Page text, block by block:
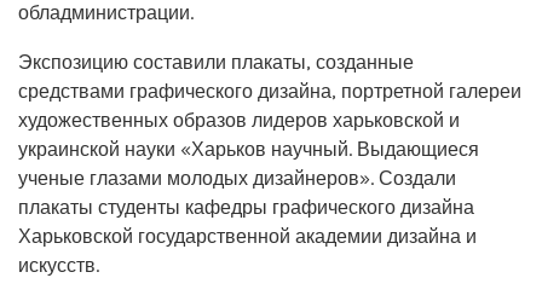
обладминистрации.
Экспозицию составили плакаты, созданные
средствами графического дизайна, портретной галереи
художественных образов лидеров харьковской и
украинской науки «Харьков научный. Выдающиеся
ученые глазами молодых дизайнеров». Создали
плакаты студенты кафедры графического дизайна
Харьковской государственной академии дизайна и
искусств.